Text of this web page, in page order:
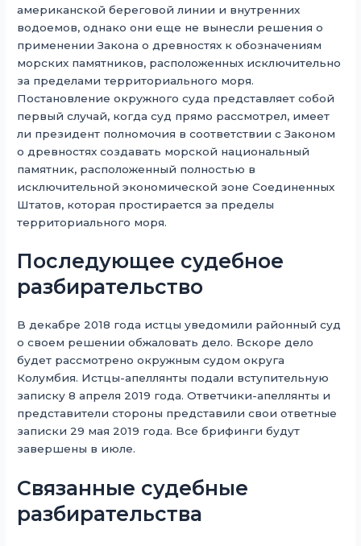
американской береговой линии и внутренних
водоемов, однако они еще не вынесли решения о
применении Закона о древностях к обозначениям
морских памятников, расположенных исключительно
за пределами территориального моря.
Постановление окружного суда представляет собой
первый случай, когда суд прямо рассмотрел, имеет
ли президент полномочия в соответствии с Законом
о древностях создавать морской национальный
памятник, расположенный полностью в
исключительной экономической зоне Соединенных
Штатов, которая простирается за пределы
территориального моря.
Последующее судебное
разбирательство
В декабре 2018 года истцы уведомили районный суд
о своем решении обжаловать дело. Вскоре дело
будет рассмотрено окружным судом округа
Колумбия. Истцы-апеллянты подали вступительную
записку 8 апреля 2019 года. Ответчики-апеллянты и
представители стороны представили свои ответные
записки 29 мая 2019 года. Все брифинги будут
завершены в июле.
Связанные судебные
разбирательства